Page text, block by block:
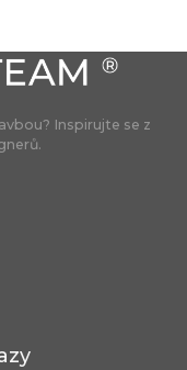
Inspirujte se z